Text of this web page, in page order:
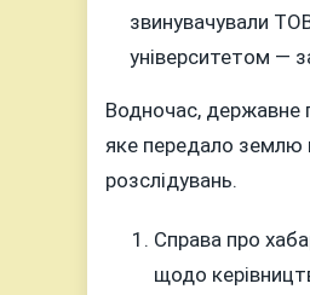
звинувачували
університетом —
Водночас, державне
яке передало землю
розслідувань.
Справа про
щодо